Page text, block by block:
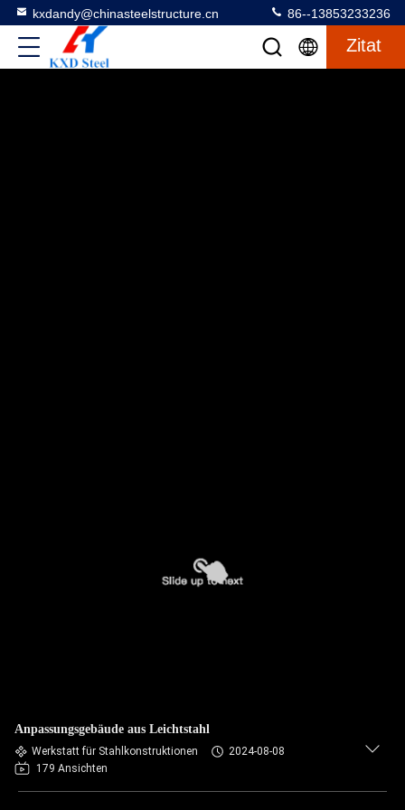
kxdandy@chinasteelstructure.cn 86--13853233236
Zitat
Anpassungsgebäude aus Leichtstahl
Werkstatt für Stahlkonstruktionen
2024-08-08
179 Ansichten